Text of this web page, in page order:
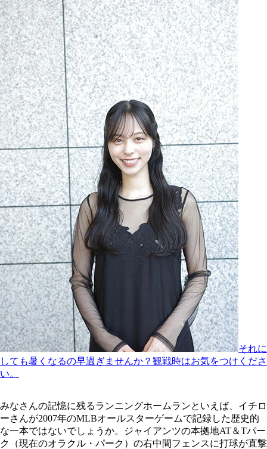
それに
しても暑くなるの早過ぎませんか？観戦時はお気をつけくださ
い。
みなさんの記憶に残るランニングホームランといえば、イチロ
ーさんが2007年のMLBオールスターゲームで記録した歴史的
な一本ではないでしょうか。ジャイアンツの本拠地AT＆Tパー
ク（現在のオラクル・パーク）の右中間フェンスに打球が直撃